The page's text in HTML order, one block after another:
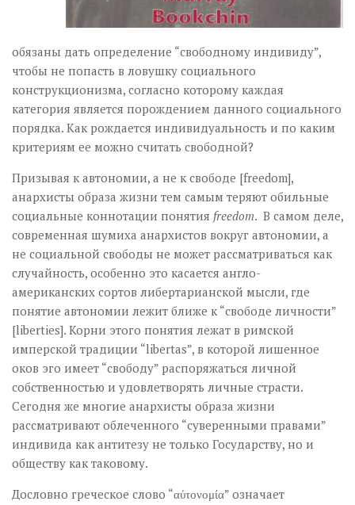
обязаны дать определение “свободному индивиду”,
чтобы не попасть в ловушку социального
конструкционизма, согласно которому каждая
категория является порождением данного социального
порядка. Как рождается индивидуальность и по каким
критериям ее можно считать свободной?
Призывая к автономии, а не к свободе [freedom],
анархисты образа жизни тем самым теряют обильные
социальные коннотации понятия freedom. В самом деле,
современная шумиха анархистов вокруг автономии, а
не социальной свободы не может рассматриваться как
случайность, особенно это касается англо-
американских сортов либертарианской мысли, где
понятие автономии лежит ближе к “свободе личности”
[liberties]. Корни этого понятия лежат в римской
имперской традиции “libertas”, в которой лишенное
оков эго имеет “свободу” распоряжаться личной
собственностью и удовлетворять личные страсти.
Сегодня же многие анархисты образа жизни
рассматривают облеченного “суверенными правами”
индивида как антитезу не только Государству, но и
обществу как таковому.
Дословно греческое слово “αὐτονομία” означает